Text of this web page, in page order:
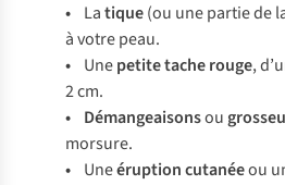
• Latique(ou une partie de
à votre peau.
• Unepetite tache rouge,
2 cm.
• Démangeaisonsou
morsure.
• Uneéruption cutanéeou